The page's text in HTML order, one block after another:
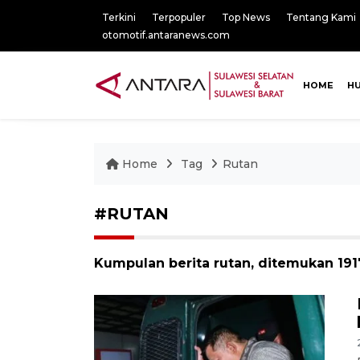
Terkini Terpopuler Top News
Tentang Kami
otomotif.antaranews.com
HOME
Home Tag Rutan
#RUTAN
Kumpulan berita rutan, ditemukan